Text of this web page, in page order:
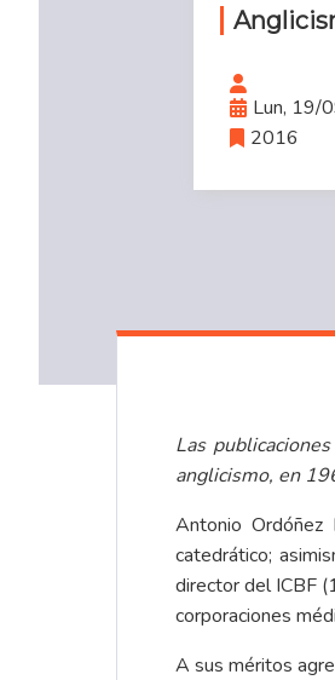
Lun, 19/
2016
Las
anglicismo, en
Antonio
catedrático;
director del ICBF
corporaciones
A sus méritos